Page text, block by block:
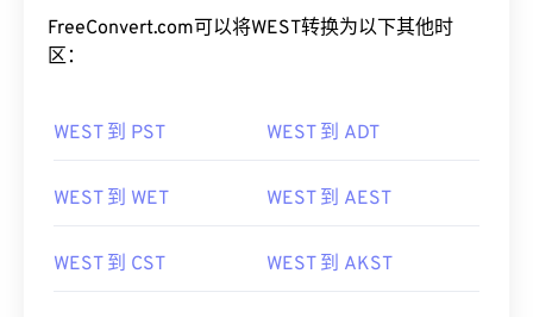
FreeConvert.com可以将WEST转换为以下其他时
区：
WEST 到 PST WEST 到 ADT
WEST 到 WET WEST 到 AEST
WEST 到 CST WEST 到 AKST